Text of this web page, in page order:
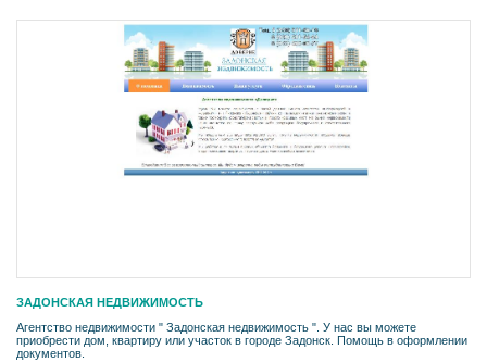
ЗАДОНСКАЯ НЕДВИЖИМОСТЬ
Агентство недвижимости " Задонская недвижимость ". У нас вы можете
приобрести дом, квартиру или участок в городе Задонск. Помощь в оформлении
документов.